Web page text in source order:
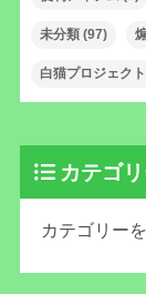
未分類(97)
白猫プロジェクト
カテゴ